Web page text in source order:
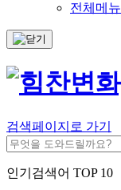
전체메뉴
검색페이지로 가기
인기검색어 TOP 10